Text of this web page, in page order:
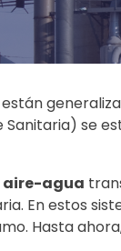
Sanitaria) se
agua
En estos
Hasta